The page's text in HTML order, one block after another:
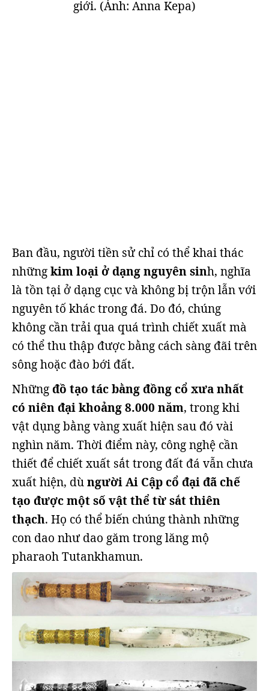
giới. (Ảnh: Anna Kepa)
Ban đầu, người tiền sử chỉ có thể khai thác
nhữngkim loại ở dạng nguyên sinh, nghĩa
là tồn tại ở dạng cục và không bị trộn lẫn với
nguyên tố khác trong đá. Do đó, chúng
không cần trải qua quá trình chiết xuất mà
có thể thu thập được bằng cách sàng đãi trên
sông hoặc đào bới đất.
Nhữngđồ tạo tác bằng đồng cổ xưa nhất
có niên đại khoảng 8.000 năm, trong khi
vật dụng bằng vàng xuất hiện sau đó vài
nghìn năm. Thời điểm này, công nghệ cần
thiết để chiết xuất sắt trong đất đá vẫn chưa
xuất hiện, dùngười Ai Cập cổ đại đã chế
tạo được một số vật thể từ sắt thiên
thạch. Họ có thể biến chúng thành những
con dao như dao găm trong lăng mộ
pharaoh Tutankhamun.